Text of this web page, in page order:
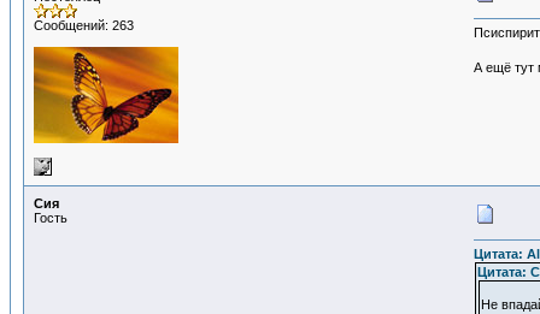
Сообщений: 263
А ещё тут
Сия
Гость
Цитата:
Цитата:
Не